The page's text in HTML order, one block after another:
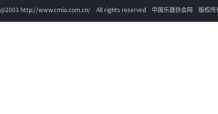
@2003 http://www.cmia.com.cn/ All rights reserved 中国乐器协会网 版权